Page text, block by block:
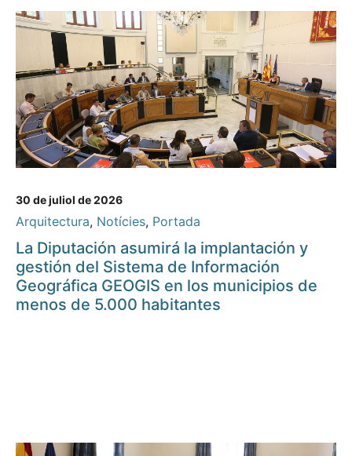
30 de juliol de 2026
Arquitectura, Notícies, Portada
La Diputación asumirá la implantación y
gestión del Sistema de Información
Geográfica GEOGIS en los municipios de
menos de 5.000 habitantes